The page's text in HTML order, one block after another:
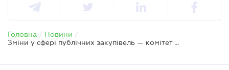
Головна / Новини /
Зміни у сфері публічних закупівель — комітет ВРУ радить прийняти за основу законопроєкт